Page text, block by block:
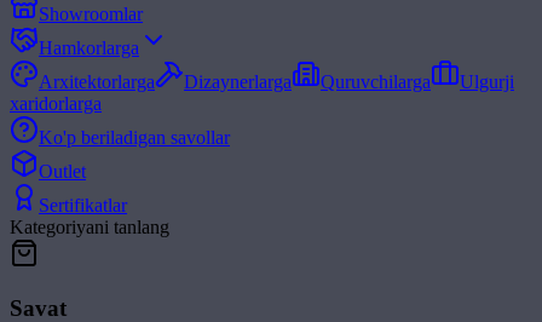
Showroomlar
Hamkorlarga
Arxitektorlarga
Dizaynerlarga Quruvchilarga
Ulgurji
xaridorlarga
Ko'p beriladigan savollar
Outlet
Sertifikatlar
Kategoriyani tanlang
Savat